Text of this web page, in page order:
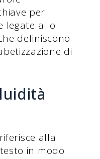
per
legate allo
definiscono
di
alla
in modo